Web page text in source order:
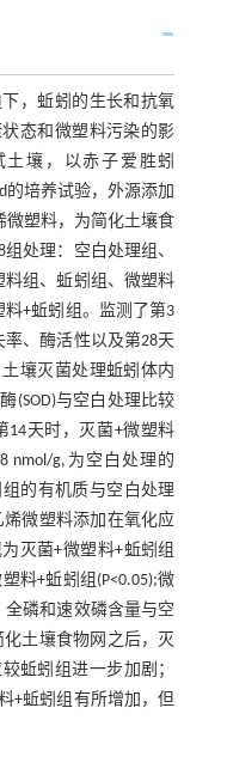
，蚯蚓的生长和抗氧
态和微塑料污染的影
壤，以赤子爱胜蚓
的培养试验，外源添加
微塑料，为简化土壤食
处理：空白处理组、
组、蚯蚓组、微塑料
+蚯蚓组。监测了第3
、酶活性以及第28天
壤灭菌处理蚯蚓体内
(SOD)与空白处理比较
14天时，灭菌+微塑料
nmol/g,为空白处理的
组的有机质与空白处理
烯微塑料添加在氧化应
灭菌+微塑料+蚯蚓组
料+蚯蚓组(P<0.05);微
磷和速效磷含量与空
化土壤食物网之后，灭
蚯蚓组进一步加剧；
+蚯蚓组有所增加，但